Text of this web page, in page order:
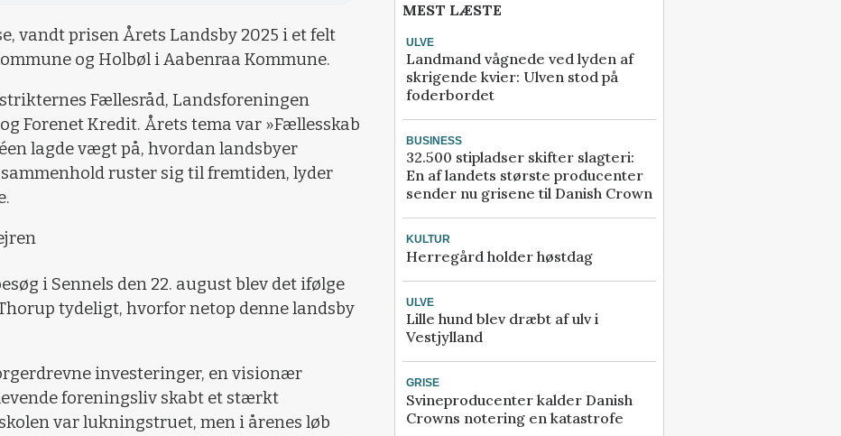
vandt prisen Årets Landsby 2025 i et felt
og Holbøl i Aabenraa Kommune.
Fællesråd, Landsforeningen
Forenet Kredit. Årets tema var »Fællesskab
lagde vægt på, hvordan landsbyer
ruster sig til fremtiden, lyder
i Sennels den 22. august blev det ifølge
tydeligt, hvorfor netop denne landsby
investeringer, en visionær
foreningsliv skabt et stærkt
var lukningstruet, men i årenes løb
MEST LÆSTE
ULVE
Landmand vågnede ved lyden af
skrigende kvier: Ulven stod på
foderbordet
BUSINESS
32.500 stipladser skifter slagteri:
En af landets største producenter
sender nu grisene til Danish Crown
KULTUR
Herregård holder høstdag
ULVE
Lille hund blev dræbt af ulv i
Vestjylland
GRISE
Svineproducenter kalder Danish
Crowns notering en katastrofe